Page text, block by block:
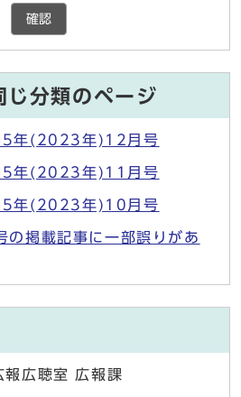
確認
じ分類のページ
5年(2023年)12月号
5年(2023年)11月号
5年(2023年)10月号
の掲載記事に一部誤りがあ
報広聴室 広報課